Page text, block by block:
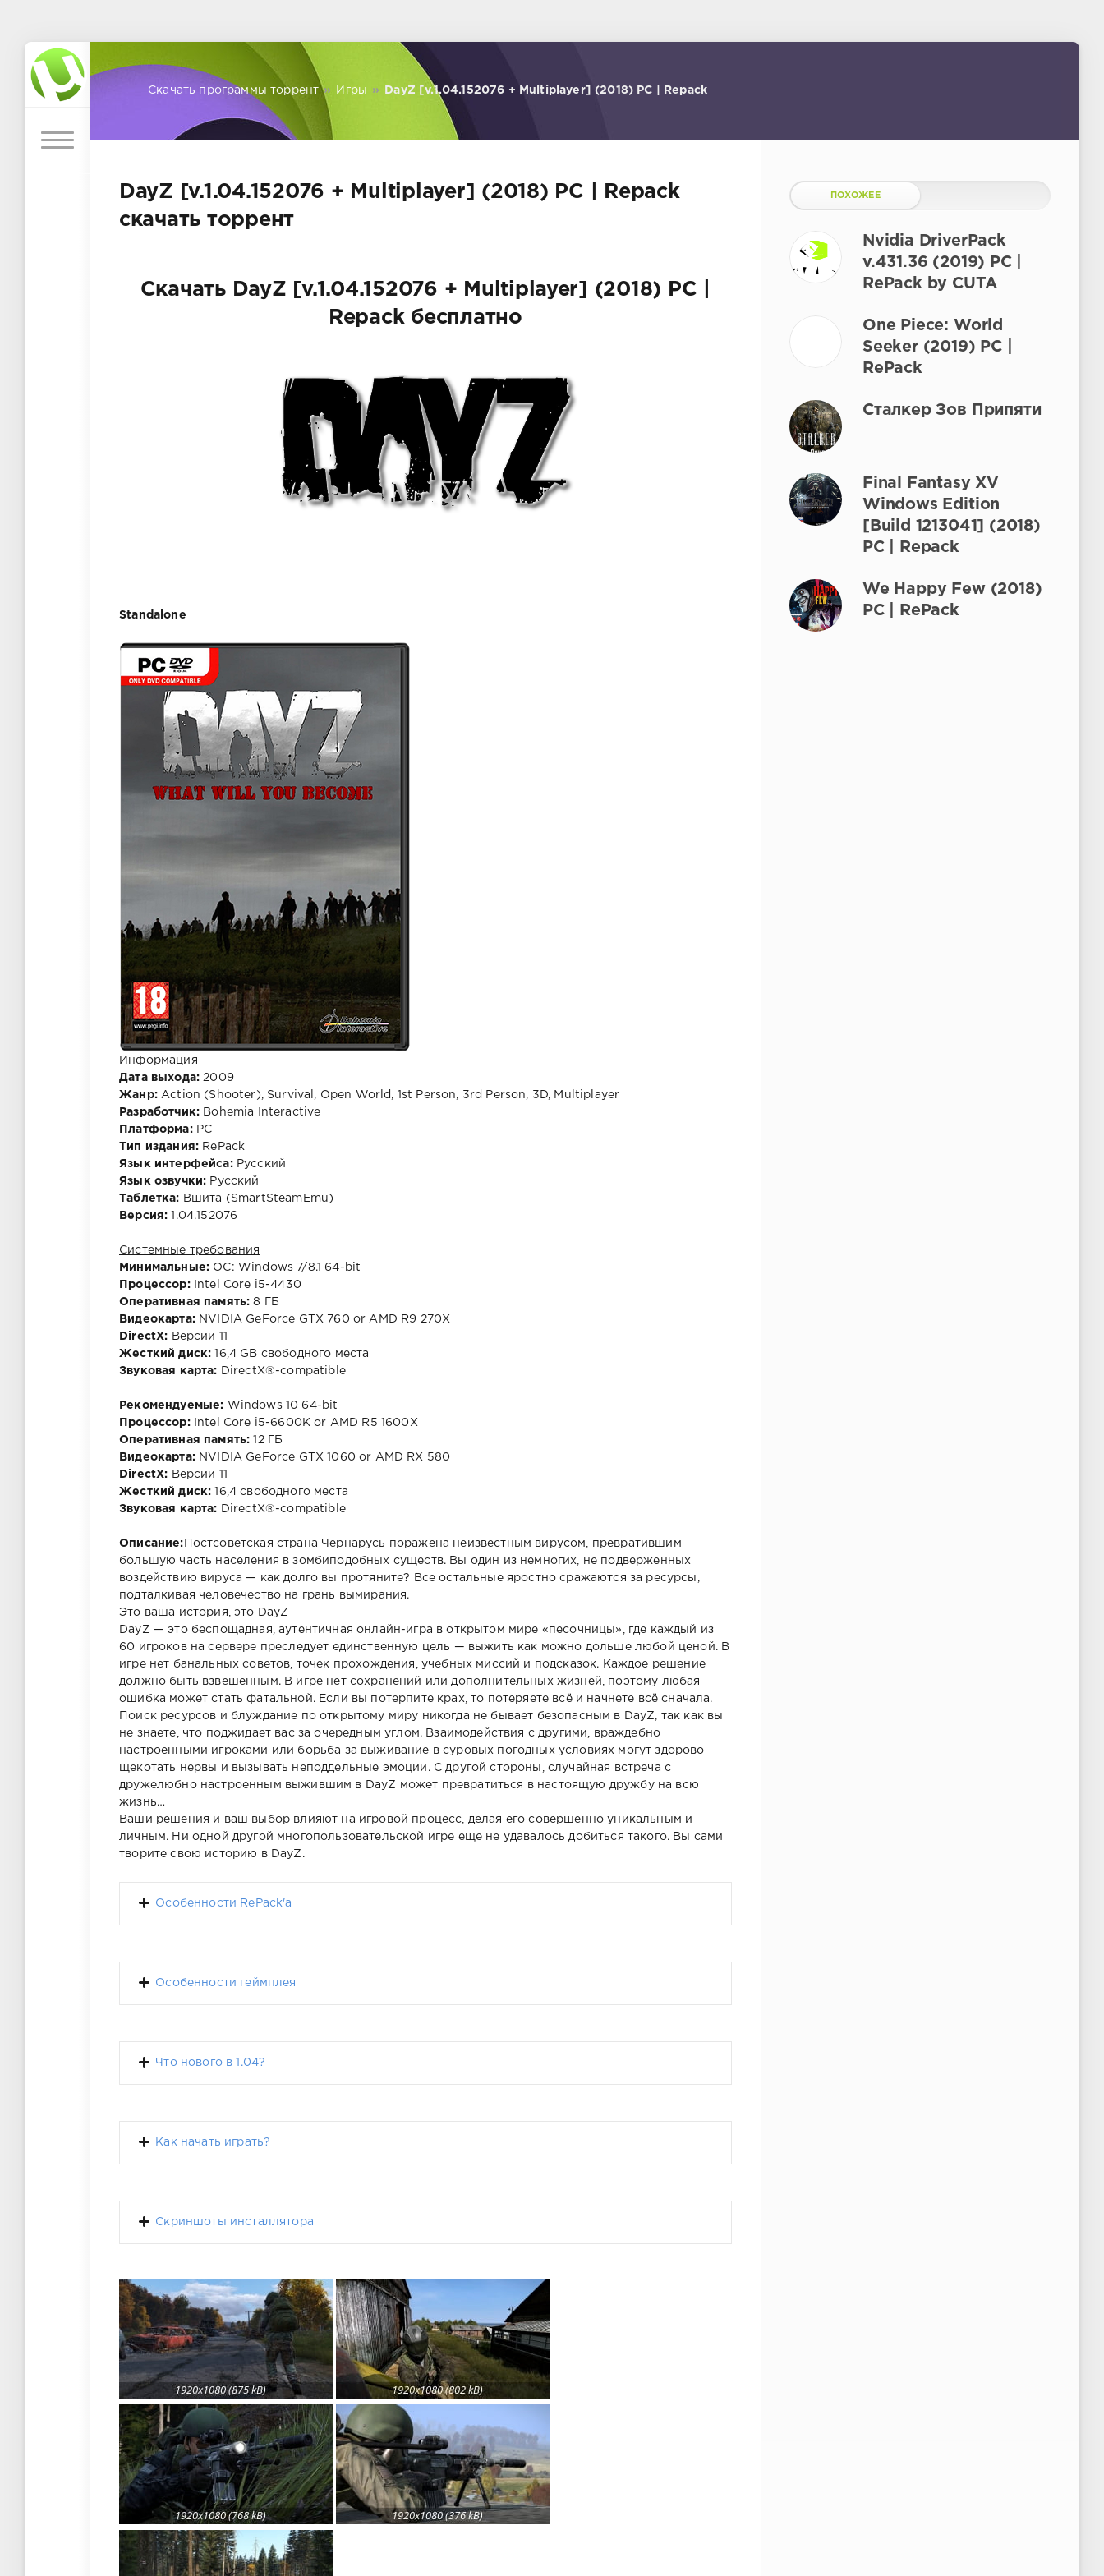
Скачать программы торрент » Игры » DayZ [v.1.04.152076 + Multiplayer] (2018) PC | Repack
DayZ [v.1.04.152076 + Multiplayer] (2018) PC | Repack
скачать торрент
Скачать DayZ [v.1.04.152076 + Multiplayer] (2018) PC |
Repack бесплатно
Standalone
Информация
Дата выхода: 2009
Жанр:Action (Shooter), Survival, Open World, 1st Person, 3rd Person, 3D, Multiplayer
Разработчик: Bohemia Interactive
Платформа:РС
Тип издания: RePack
Язык интерфейса:Русский
Язык озвучки: Русский
Таблетка: Вшита (SmartSteamEmu)
Версия: 1.04.152076
Системные требования
Минимальные: ОС: Windows 7/8.1 64-bit
Процессор:Intel Core i5-4430
Оперативная память: 8 ГБ
Видеокарта:NVIDIA GeForce GTX 760 or AMD R9 270X
DirectX: Версии 11
Жесткий диск: 16,4 GB свободного места
Звуковая карта: DirectX®-compatible
Рекомендуемые: Windows 10 64-bit
Процессор:Intel Core i5-6600K or AMD R5 1600X
Оперативная память: 12 ГБ
Видеокарта:NVIDIA GeForce GTX 1060 or AMD RX 580
DirectX: Версии 11
Жесткий диск: 16,4 свободного места
Звуковая карта: DirectX®-compatible
Описание: Постсоветская страна Чернарусь поражена неизвестным вирусом, превратившим
большую часть населения в зомбиподобных существ. Вы один из немногих, не подверженных
воздействию вируса — как долго вы протяните? Все остальные яростно сражаются за ресурсы,
подталкивая человечество на грань вымирания.
Это ваша история, это DayZ
DayZ — это беспощадная, аутентичная онлайн-игра в открытом мире «песочницы», где каждый из
60 игроков на сервере преследует единственную цель — выжить как можно дольше любой ценой. В
игре нет банальных советов, точек прохождения, учебных миссий и подсказок. Каждое решение
должно быть взвешенным. В игре нет сохранений или дополнительных жизней, поэтому любая
ошибка может стать фатальной. Если вы потерпите крах, то потеряете всё и начнете всё сначала.
Поиск ресурсов и блуждание по открытому миру никогда не бывает безопасным в DayZ, так как вы
не знаете, что поджидает вас за очередным углом. Взаимодействия с другими, враждебно
настроенными игроками или борьба за выживание в суровых погодных условиях могут здорово
щекотать нервы и вызывать неподдельные эмоции. С другой стороны, случайная встреча с
дружелюбно настроенным выжившим в DayZ может превратиться в настоящую дружбу на всю
жизнь…
Ваши решения и ваш выбор влияют на игровой процесс, делая его совершенно уникальным и
личным. Ни одной другой многопользовательской игре еще не удавалось добиться такого. Вы сами
творите свою историю в DayZ.
Особенности RePack'a
Особенности геймплея
Что нового в 1.04?
Как начать играть?
Скриншоты инсталлятора
ПОХОЖЕЕ
Nvidia DriverPack
v.431.36 (2019) PC |
RePack by CUTA
One Piece: World
Seeker (2019) PC |
RePack
Сталкер Зов Припяти
Final Fantasy XV
Windows Edition
[Build 1213041] (2018)
PC | Repack
We Happy Few (2018)
PC | RePack